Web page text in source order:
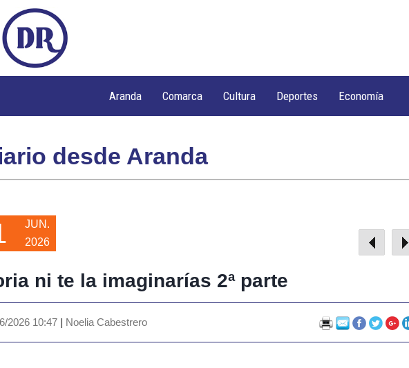
Aranda Comarca Cultura Deportes Economía
desde Aranda
JUN.
2026
ni te la imaginarías 2ª parte
2026 10:47 | Noelia Cabestrero